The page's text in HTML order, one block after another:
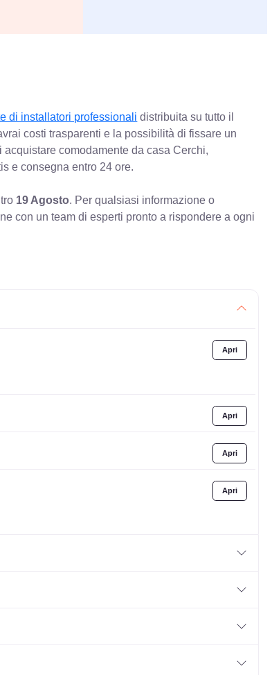
di installatori professionali distribuita su tutto il
costi trasparenti e la possibilità di fissare un
comodamente da casa Cerchi,
e consegna entro 24 ore.
19 Agosto. Per qualsiasi informazione o
con un team di esperti pronto a rispondere a ogni